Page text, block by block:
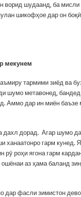
ворид шудаанд, ба
шикофҳое дар он
мекунем
тармими зиёд ва
шумо метавонед,
Аммо дар ин миён
дахл дорад. Агар шумо
гарм кунед.
рӯ роҳи ягона гарм
аз ҳама баланд
дар фасли зимистон